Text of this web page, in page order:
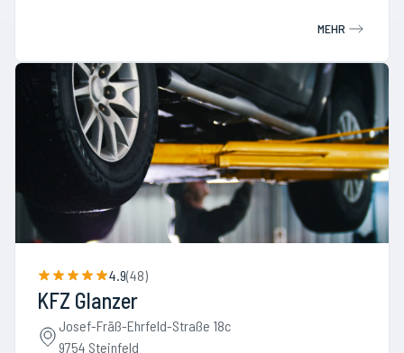
MEHR
4.9(48)
KFZ Glanzer
Josef-Fräß-Ehrfeld-Straße 18c
9754 Steinfeld